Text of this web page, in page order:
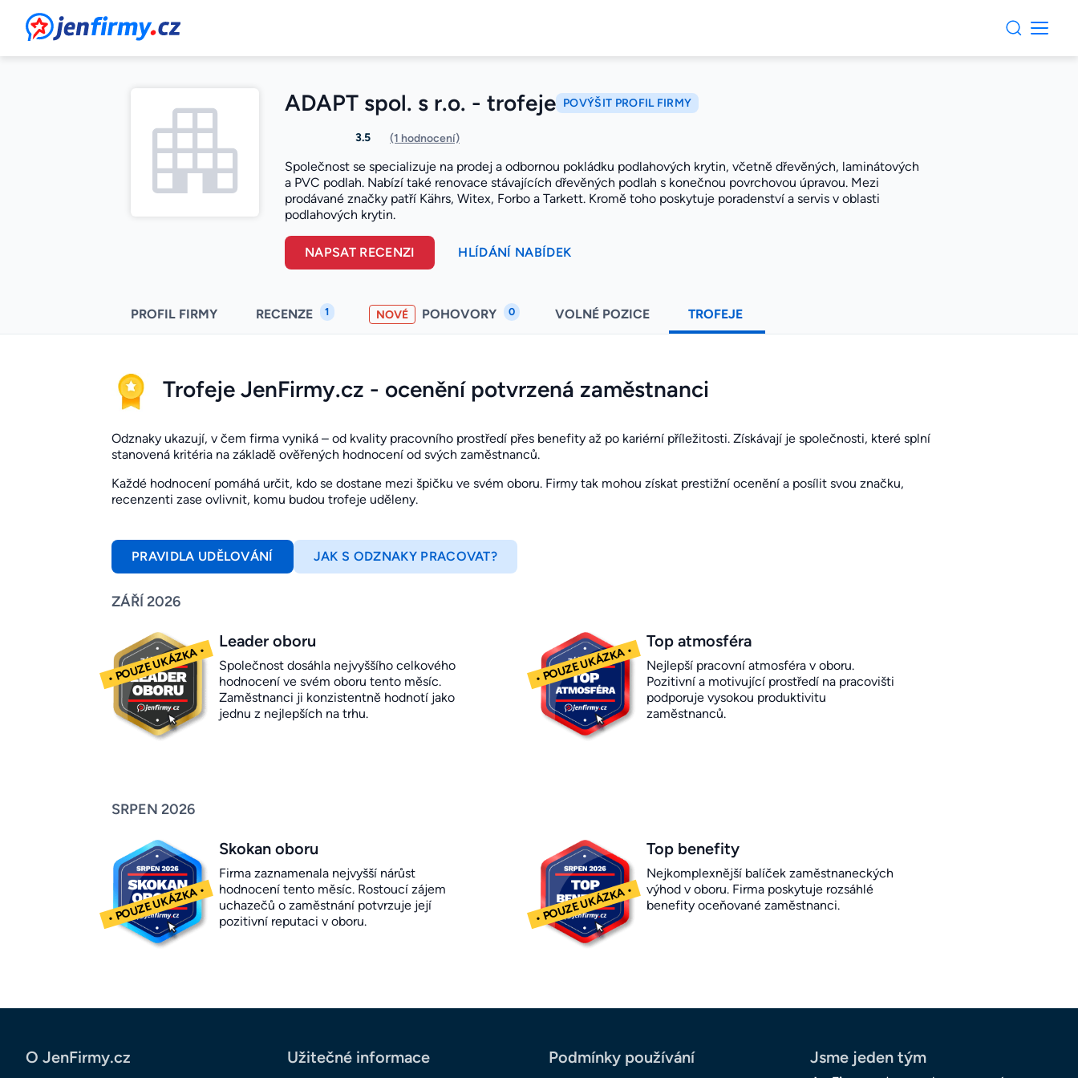
JenFirmy.cz
ADAPT spol. s r.o. - trofeje POVÝŠIT PROFIL FIRMY
3.5 (1 hodnocení)
Společnost se specializuje na prodej a odbornou pokládku podlahových krytin, včetně dřevěných, laminátových
a PVC podlah. Nabízí také renovace stávajících dřevěných podlah s konečnou povrchovou úpravou. Mezi
prodávané značky patří Kährs, Witex, Forbo a Tarkett. Kromě toho poskytuje poradenství a servis v oblasti
podlahových krytin.
NAPSAT RECENZI HLÍDÁNÍ NABÍDEK
PROFIL FIRMY RECENZE 1 NOVÉ POHOVORY 0 VOLNÉ POZICE TROFEJE
Trofeje JenFirmy.cz - ocenění potvrzená zaměstnanci
Odznaky ukazují, v čem firma vyniká – od kvality pracovního prostředí přes benefity až po kariérní příležitosti. Získávají je společnosti, které splní
stanovená kritéria na základě ověřených hodnocení od svých zaměstnanců.
Každé hodnocení pomáhá určit, kdo se dostane mezi špičku ve svém oboru. Firmy tak mohou získat prestižní ocenění a posílit svou značku,
recenzenti zase ovlivnit, komu budou trofeje uděleny.
PRAVIDLA UDĚLOVÁNÍ JAK S ODZNAKY PRACOVAT?
ZÁŘÍ 2026
Leader oboru
Společnost dosáhla nejvyššího celkového
hodnocení ve svém oboru tento měsíc.
Zaměstnanci ji konzistentně hodnotí jako
jednu z nejlepších na trhu.
Top atmosféra
Nejlepší pracovní atmosféra v oboru.
Pozitivní a motivující prostředí na pracovišti
podporuje vysokou produktivitu
zaměstnanců.
SRPEN 2026
Skokan oboru
Firma zaznamenala nejvyšší nárůst
hodnocení tento měsíc. Rostoucí zájem
uchazečů o zaměstnání potvrzuje její
pozitivní reputaci v oboru.
Top benefity
Nejkomplexnější balíček zaměstnaneckých
výhod v oboru. Firma poskytuje rozsáhlé
benefity oceňované zaměstnanci.
O JenFirmy.cz Užitečné informace Podmínky používání Jsme jeden tým